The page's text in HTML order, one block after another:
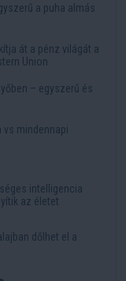
a puha almás
át a pénz világát a
Union
– egyszerű és
vs mindennapi
intelligencia
az életet
dőlhet el a